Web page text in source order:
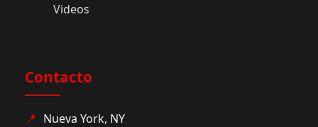
Videos
Contacto
📍 Nueva York, NY